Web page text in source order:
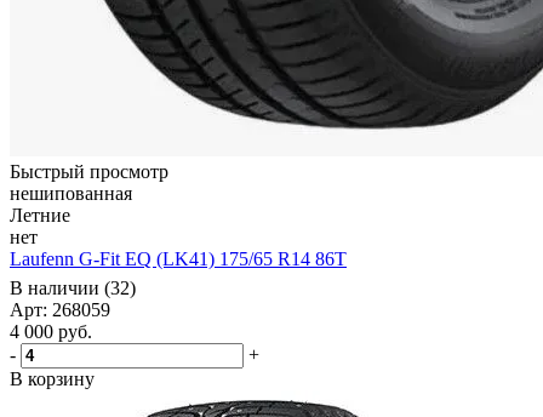
Быстрый просмотр
нешипованная
Летние
нет
Laufenn G-Fit EQ (LK41) 175/65 R14 86T
В наличии (32)
Арт: 268059
4 000 руб.
-
+
В корзину